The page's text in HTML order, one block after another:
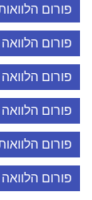
פורום
פורום
פורום
פורום
פורום
פורום